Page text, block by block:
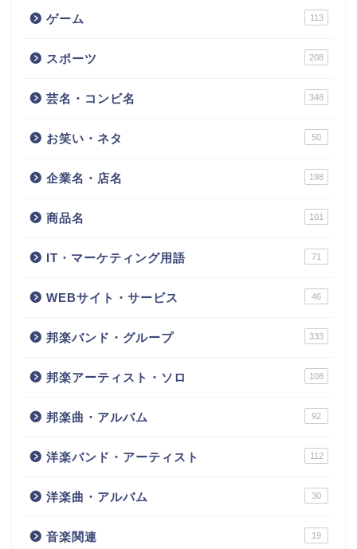
ゲーム 113
スポーツ 208
芸名・コンビ名 348
お笑い・ネタ 50
企業名・店名 198
商品名 101
IT・マーケティング用語 71
WEBサイト・サービス 46
邦楽バンド・グループ 333
邦楽アーティスト・ソロ 108
邦楽曲・アルバム 92
洋楽バンド・アーティスト 112
洋楽曲・アルバム 30
音楽関連 19